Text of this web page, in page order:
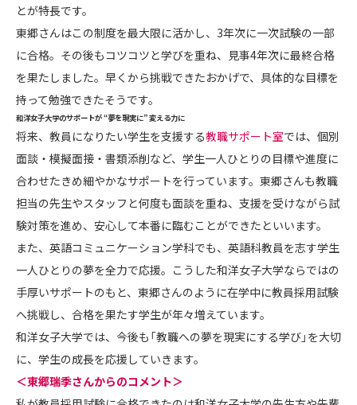
とが特長です。
東郷さんはこの制度を最大限に活かし、3年次に一次試験の一部
に合格。その後もコツコツと学びを重ね、見事4年次に最終合格
を果たしました。早くから挑戦できたおかげで、具体的な目標を
持って勉強できたそうです。
和洋女子大学のサポートが “夢を現実に” 変える力に
将来、教員になりたい学生を支援する教職サポート室では、個別
面談・模擬面接・書類添削など、学生一人ひとりの目標や進度に
合わせたきめ細やかなサポートを行っています。東郷さんも教職
担当の先生やスタッフと何度も面談を重ね、支援を受けながら試
験対策を進め、安心して本番に臨むことができたといいます。
また、英語コミュニケーション学科でも、英語科教員を志す学生
一人ひとりの夢を全力で応援。こうした和洋女子大学ならではの
手厚いサポートのもと、東郷さんのように在学中に教員採用試験
へ挑戦し、合格を果たす学生が年々増えています。
和洋女子大学では、今後も「教職への夢を現実にする学び」を大切
に、学生の成長を応援していきます。
＜東郷瑞季さんからのコメント＞